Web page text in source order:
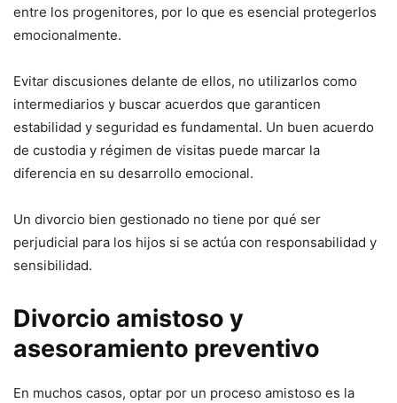
entre los progenitores, por lo que es esencial protegerlos
emocionalmente.
Evitar discusiones delante de ellos, no utilizarlos como
intermediarios y buscar acuerdos que garanticen
estabilidad y seguridad es fundamental. Un buen acuerdo
de custodia y régimen de visitas puede marcar la
diferencia en su desarrollo emocional.
Un divorcio bien gestionado no tiene por qué ser
perjudicial para los hijos si se actúa con responsabilidad y
sensibilidad.
Divorcio amistoso y
asesoramiento preventivo
En muchos casos, optar por un proceso amistoso es la